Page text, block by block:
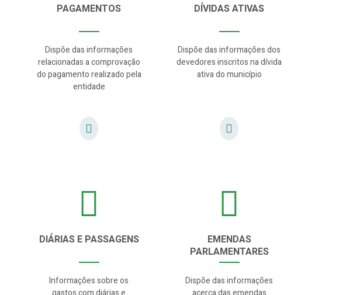
PAGAMENTOS
Dispõe das informações
relacionadas a comprovação
do pagamento realizado pela
entidade
DÍVIDAS ATIVAS
Dispõe das informações dos
devedores inscritos na dívida
ativa do município
DIÁRIAS E PASSAGENS
Informações sobre os
EMENDAS
PARLAMENTARES
Dispõe das informações